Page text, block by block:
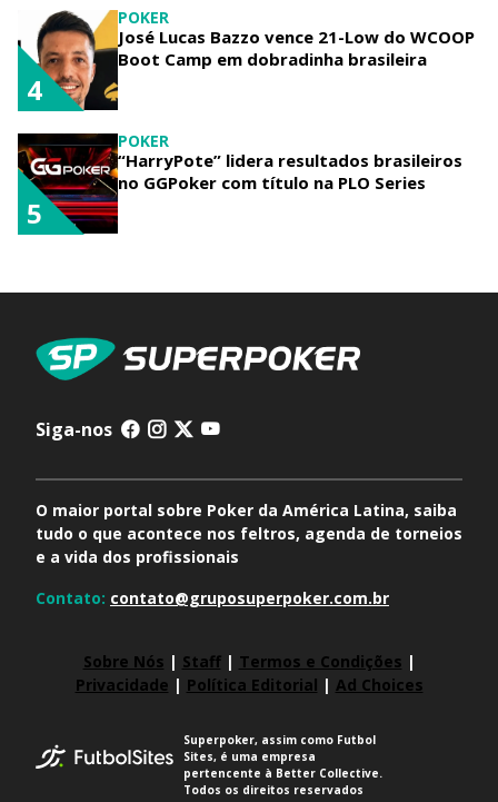
POKER
José Lucas Bazzo vence 21-Low do WCOOP
Boot Camp em dobradinha brasileira
4
POKER
“HarryPote” lidera resultados brasileiros
no GGPoker com título na PLO Series
5
Siga-nos
O maior portal sobre Poker da América Latina, saiba
tudo o que acontece nos feltros, agenda de torneios
e a vida dos profissionais
Contato: contato@gruposuperpoker.com.br
Sobre Nós | Staff| Termos e Condições |
Privacidade | Política Editorial | Ad Choices
Superpoker, assim como Futbol
Sites, é uma empresa
pertencente à Better Collective.
Todos os direitos reservados